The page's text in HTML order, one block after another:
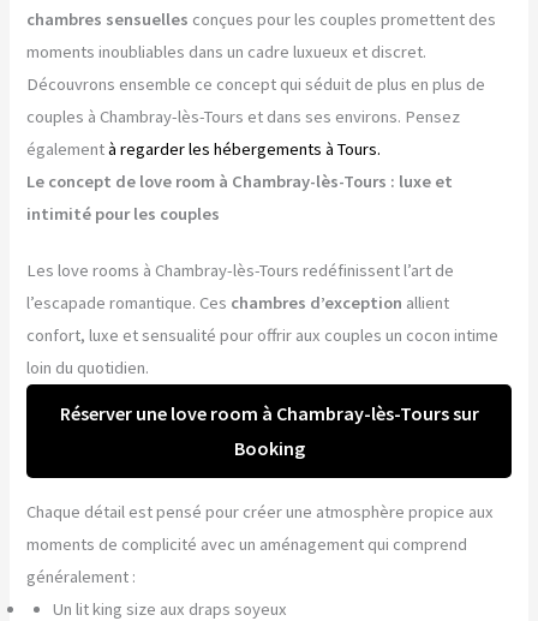
chambres sensuelles conçues pour les couples promettent des
moments inoubliables dans un cadre luxueux et discret.
Découvrons ensemble ce concept qui séduit de plus en plus de
couples à Chambray-lès-Tours et dans ses environs. Pensez
égalementà regarder les hébergements à Tours.
Le concept de love room à Chambray-lès-Tours : luxe et
intimité pour les couples
Les love rooms à Chambray-lès-Tours redéfinissent l’art de
l’escapade romantique. Ces chambres d’exception allient
confort, luxe et sensualité pour offrir aux couples un cocon intime
loin du quotidien.
Réserver une love room à Chambray-lès-Tours sur
Booking
Chaque détail est pensé pour créer une atmosphère propice aux
moments de complicité avec un aménagement qui comprend
généralement :
Un lit king size aux draps soyeux